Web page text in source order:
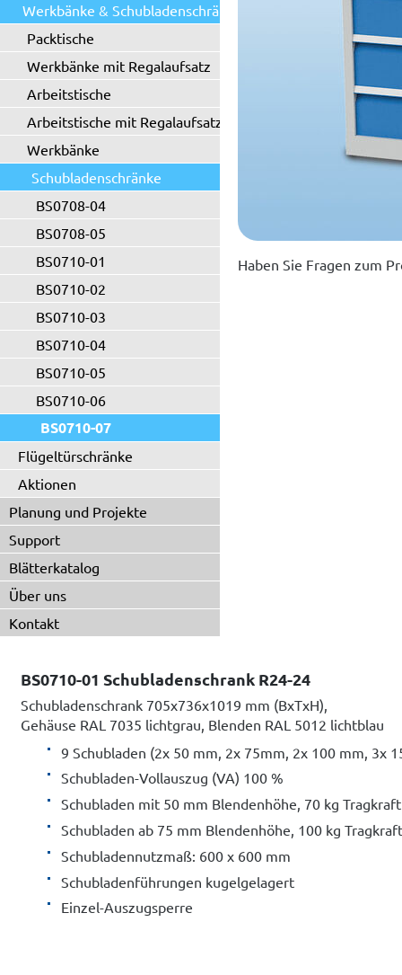
Werkbänke & Schubladenschränke
Packtische
Werkbänke mit Regalaufsatz
Arbeitstische
Arbeitstische mit Regalaufsatz
Werkbänke
Schubladenschränke
BS0708-04
BS0708-05
BS0710-01
BS0710-02
BS0710-03
BS0710-04
BS0710-05
BS0710-06
BS0710-07
Flügeltürschränke
Aktionen
Planung und Projekte
Support
Blätterkatalog
Über uns
Kontakt
Haben Sie Fragen zum
BS0710-01 Schubladenschrank R24-24
Schubladenschrank 705x736x1019 mm (BxTxH),
Gehäuse RAL 7035 lichtgrau, Blenden RAL 5012 lichtblau
9 Schubladen (2x 50 mm, 2x 75mm, 2x 100 mm, 3x
Schubladen-Vollauszug (VA) 100 %
Schubladen mit 50 mm Blendenhöhe, 70 kg Tragkraft
Schubladen ab 75 mm Blendenhöhe, 100 kg Tragkraft
Schubladennutzmaß: 600 x 600 mm
Schubladenführungen kugelgelagert
Einzel-Auszugsperre